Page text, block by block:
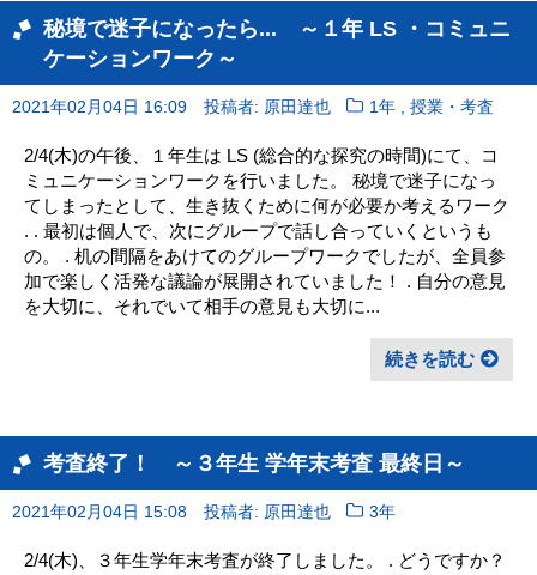
秘境で迷子になったら... ～１年 LS ・コミュニ
ケーションワーク～
2021年02月04日 16:09 投稿者: 原田達也 1年 ,授業・考査
2/4(木)の午後、１年生は LS (総合的な探究の時間)にて、コ
ミュニケーションワークを行いました。 秘境で迷子になっ
てしまったとして、生き抜くために何が必要か考えるワーク
. . 最初は個人で、次にグループで話し合っていくというも
の。 . 机の間隔をあけてのグループワークでしたが、全員参
加で楽しく活発な議論が展開されていました！ . 自分の意見
を大切に、それでいて相手の意見も大切に...
続きを読む
考査終了！ ～３年生 学年末考査 最終日～
2021年02月04日 15:08 投稿者: 原田達也 3年
2/4(木)、３年生学年末考査が終了しました。 . どうですか？